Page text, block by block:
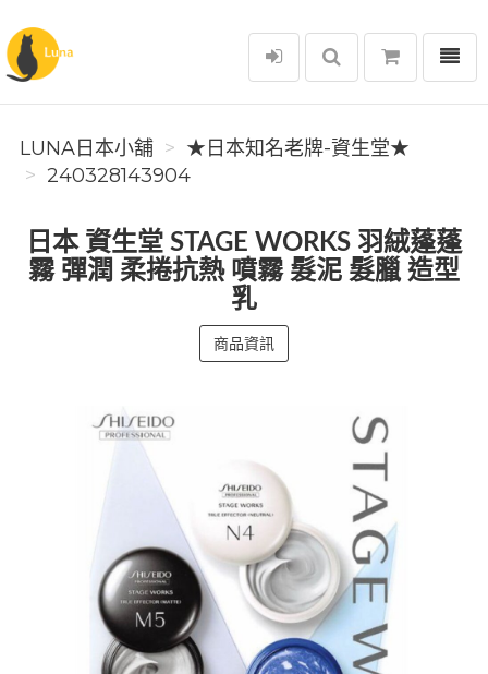
Luna日本小舖
選單
LUNA日本小舖
★日本知名老牌-資生堂★
240328143904
日本 資生堂 STAGE WORKS 羽絨蓬蓬
霧 彈潤 柔捲抗熱 噴霧 髮泥 髮臘 造型
乳
商品資訊